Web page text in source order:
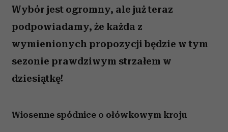
Wybór jest ogromny, ale już teraz
podpowiadamy, że każda z
wymienionych propozycji będzie w tym
sezonie prawdziwym strzałem w
dziesiątkę!
Wiosenne spódnice o ołówkowym kroju